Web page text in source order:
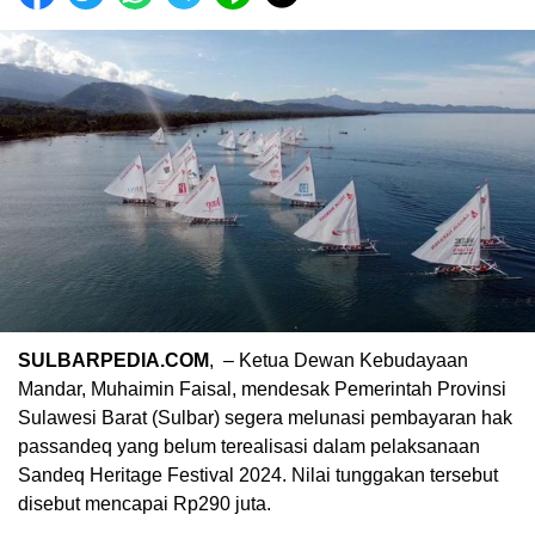
SULBARPEDIA.COM, – Ketua Dewan Kebudayaan
Mandar, Muhaimin Faisal, mendesak Pemerintah Provinsi
Sulawesi Barat (Sulbar) segera melunasi pembayaran hak
passandeq yang belum terealisasi dalam pelaksanaan
Sandeq Heritage Festival 2024. Nilai tunggakan tersebut
disebut mencapai Rp290 juta.